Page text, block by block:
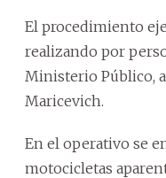
El procedimiento
realizando por
Ministerio Público,
Maricevich.
En el operativo se
motocicletas